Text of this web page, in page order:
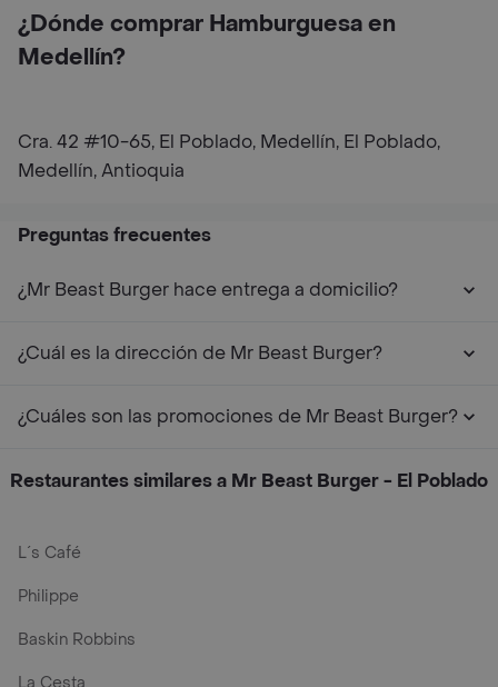
¿Dónde comprar Hamburguesa en
Medellín?
Cra. 42 #10-65, El Poblado, Medellín, El Poblado,
Medellín, Antioquia
Preguntas frecuentes
¿Mr Beast Burger hace entrega a domicilio?
¿Cuál es la dirección de Mr Beast Burger?
¿Cuáles son las promociones de Mr Beast Burger?
Restaurantes similares a Mr Beast Burger - El Poblado
L´s Café
Philippe
Baskin Robbins